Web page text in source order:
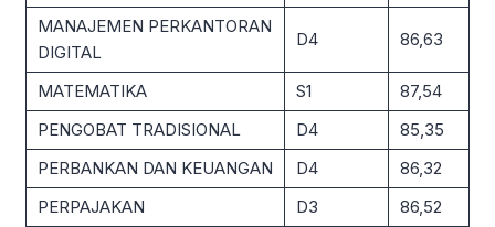
MANAJEMEN PERKANTORAN
DIGITAL
D4 86,63
MATEMATIKA S1
87,54
PENGOBAT TRADISIONAL
D4
85,35
PERBANKAN DAN KEUANGAN
D4
86,32
PERPAJAKAN
D3
86,52